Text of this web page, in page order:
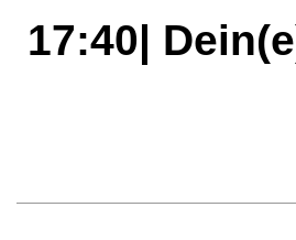
17:40|